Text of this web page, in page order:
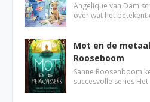
Angelique van Dam
over wat het betekent
Mot en de
Rooseboom
Sanne Roosenboom
succesvolle series